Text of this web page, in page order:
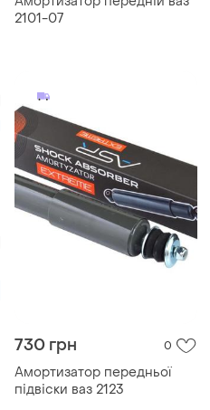
2101-07
730 грн 0
Амортизатор передньої
підвіски ваз 2123